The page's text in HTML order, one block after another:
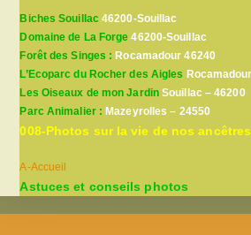
Biches Souillac46200-Souillac
Domaine de La Forge 46200-Souillac
Forêt des Singes : Rocamadour 46240
L’Ecoparc du Rocher des Aigles
Les Oiseaux de mon JardinSouillac – 46200
Parc Animalier : Mazeyrolles – 24550
008-Photos sur la vie de nos ancêtres
A-Accueil
Astuces et conseils photos